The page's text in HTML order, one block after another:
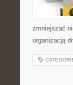
zmniejszać
organizacją